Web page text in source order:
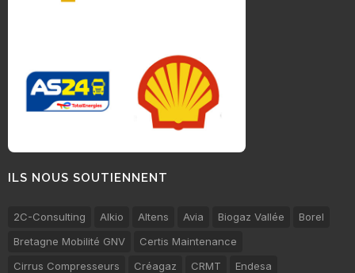
ILS NOUS SOUTIENNENT
2C-Consulting Alkio Altens Avia Biogaz Vallée
Borel
Bretagne Mobilité GNV
Certis Maintenance
Cirrus Compresseurs
Créagaz CRMT
Endesa